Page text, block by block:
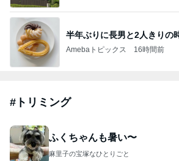
半年ぶりに長男と2人きりの
Amebaトピックス 16時間前
# トリミング
ふくちゃんも暑い〜